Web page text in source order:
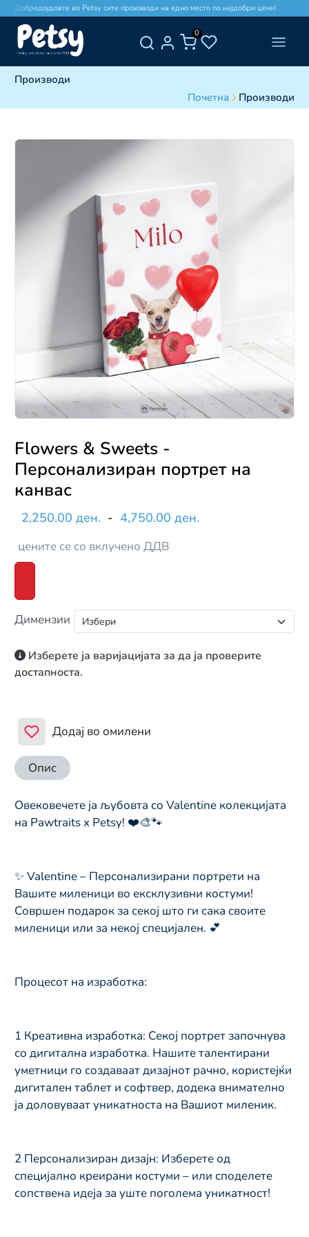
Добредојдовте во Petsy сите производи на едно место по најдобри цени!
0
Производи
Почетна
Производи
Flowers & Sweets -
Персонализиран портрет на
канвас
2,250.00 ден. - 4,750.00 ден.
цените се со вклучено ДДВ
Димензии
Изберете ја варијацијата за да ја проверите
достапноста.
Додај во омилени
Опис
Овековечете ја љубовта со Valentine колекцијата
на Pawtraits x Petsy! ❤️🎨🐾
✨ Valentine – Персонализирани портрети на
Вашите миленици во ексклузивни костуми!
Совршен подарок за секој што ги сака своите
миленици или за некој специјален. 💕
Процесот на изработка:
1️ Креативна изработка: Секој портрет започнува
со дигитална изработка. Нашите талентирани
уметници го создаваат дизајнот рачно, користејќи
дигитален таблет и софтвер, додека внимателно
ја доловуваат уникатноста на Вашиот миленик.
2️ Персонализиран дизајн: Изберете од
специјално креирани костуми – или споделете
сопствена идеја за уште поголема уникатност!